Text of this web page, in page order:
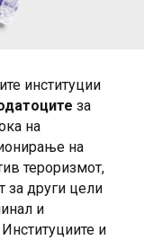
институции
за
на
на
тероризмот,
за други цели
и
и